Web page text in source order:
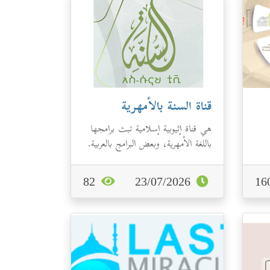
قناة السنة بالأمهرية
هي قناة إثيوبية إسلامية تبث برامجها
باللغة الأمهرية، وبعض البرامج بالعربية.
رابط صفحة الفيسبوك: اضغ...